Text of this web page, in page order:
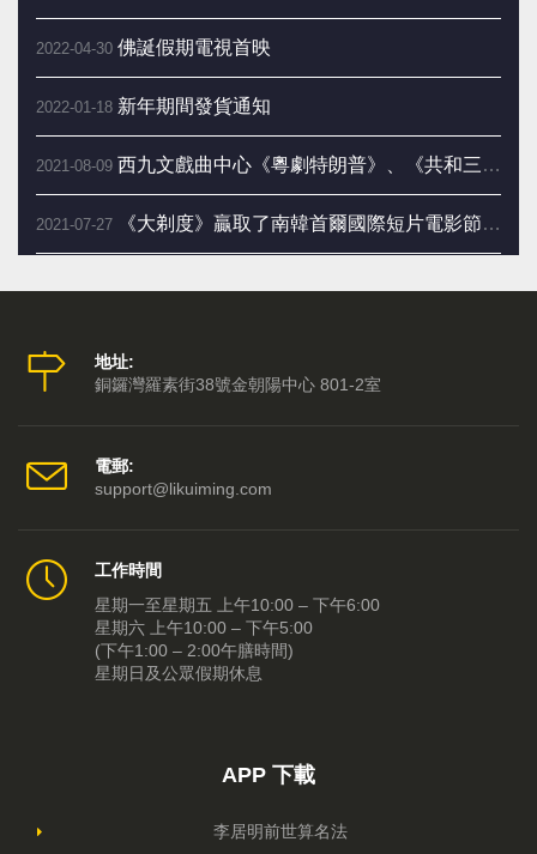
2022-04-30 佛誕假期電視首映
2022-01-18 新年期間發貨通知
2021-08-09 西九文戲曲中心《粵劇特朗普》、《共和三夢》今日開賣
2021-07-27 《大剃度》贏取了南韓首爾國際短片電影節最佳宗教信仰電影
抗疫粵劇《大紅燈籠蘇東坡》，新光八月暑假檔矚目呈獻
2021-05-12 新光七月不一樣，近代史粤劇好戲連埸
2020-12-19 李居明吉祥物（深圳專賣店）隆重開幕！
2020-12-15 《共和三夢》重新售票
地址:
銅鑼灣羅素街38號金朝陽中心 801-2室
電郵:
support@likuiming.com
工作時間
星期一至星期五 上午10:00 – 下午6:00
星期六 上午10:00 – 下午5:00
(下午1:00 – 2:00午膳時間)
星期日及公眾假期休息
APP 下載
李居明前世算名法